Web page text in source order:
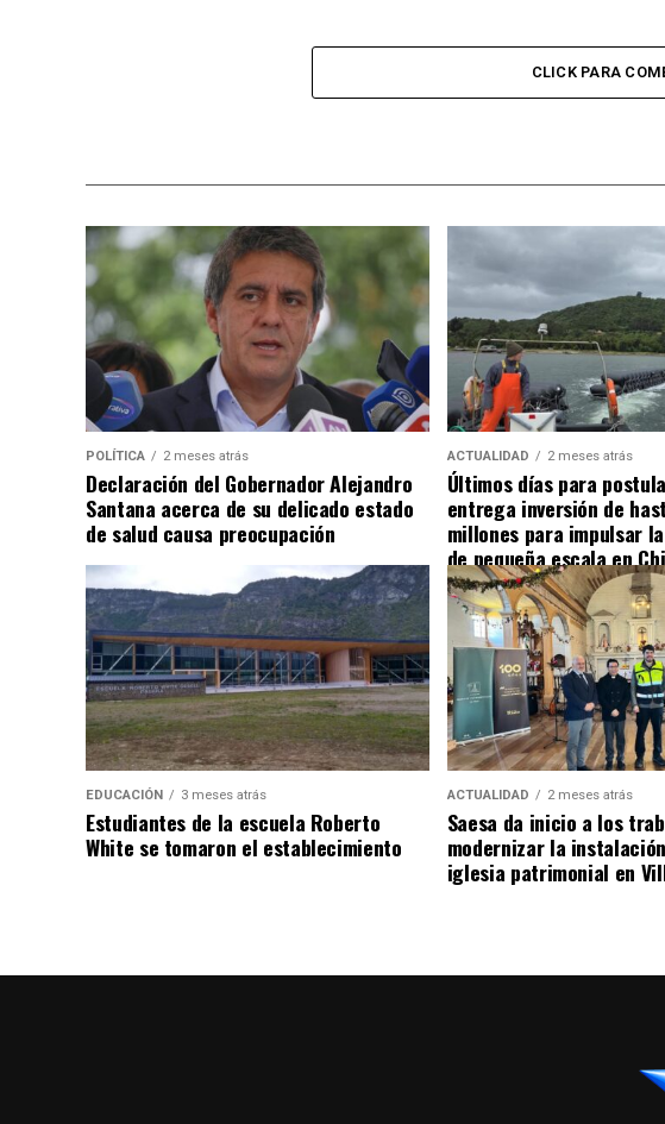
CLICK PARA
POLÍTICA 2 meses atrás
Declaración del Gobernador Alejandro
Santana acerca de su delicado estado
de salud causa preocupación
ACTUALIDAD 2 meses atrás
Últimos días para
entrega inversión de
millones para impulsar
de pequeña escala en
EDUCACIÓN 3 meses atrás
Estudiantes de la escuela Roberto
White se tomaron el establecimiento
ACTUALIDAD 2 meses atrás
Saesa da inicio a los
modernizar la
iglesia patrimonial en